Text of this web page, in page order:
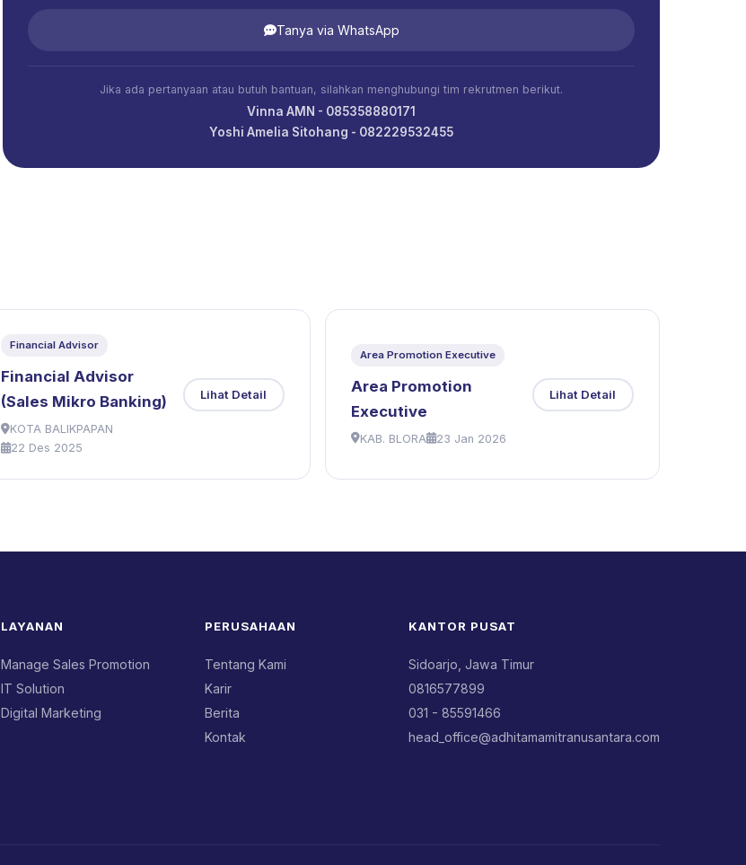
Tanya via WhatsApp
Jika ada pertanyaan atau butuh bantuan, silahkan menghubungi tim rekrutmen berikut.
Vinna AMN - 085358880171
Yoshi Amelia Sitohang - 082229532455
Financial Advisor
Financial Advisor
(Sales Mikro Banking)
KOTA BALIKPAPAN
22 Des 2025
Lihat Detail
Area Promotion Executive
Area Promotion
Executive
KAB. BLORA 23 Jan 2026
Lihat Detail
LAYANAN
Manage Sales Promotion
IT Solution
Digital Marketing
PERUSAHAAN
Tentang Kami
Karir
Berita
Kontak
KANTOR PUSAT
Sidoarjo, Jawa Timur
0816577899
031 - 85591466
head_office@adhitamamitranusantara.com